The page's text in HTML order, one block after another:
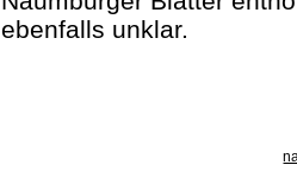
ebenfalls unklar.